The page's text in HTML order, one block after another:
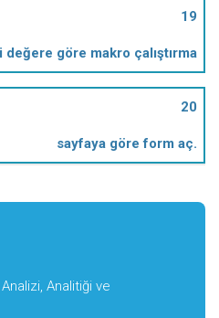
19
göre makro çalıştırma
20
sayfaya göre form aç.
Analitiği ve